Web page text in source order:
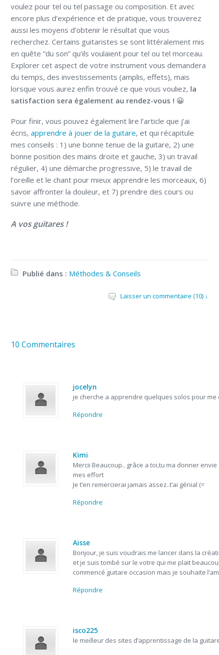
voulez pour tel ou tel passage ou composition. Et avec
encore plus d’expérience et de pratique, vous trouverez
aussi les moyens d’obtenir le résultat que vous
recherchez. Certains guitaristes se sont littéralement mis
en quête “du son” qu’ils voulaient pour tel ou tel morceau.
Explorer cet aspect de votre instrument vous demandera
du temps, des investissements (amplis, effets), mais
lorsque vous aurez enfin trouvé ce que vous vouliez, la
satisfaction sera également au rendez-vous ! 😀
Pour finir, vous pouvez également lire l’article que j’ai
écris,apprendre à jouer de la guitare, et qui récapitule
mes conseils : 1) une bonne tenue de la guitare, 2) une
bonne position des mains droite et gauche, 3) un travail
régulier, 4) une démarche progressive, 5) le travail de
l’oreille et le chant pour mieux apprendre les morceaux, 6)
savoir affronter la douleur, et 7) prendre des cours ou
suivre une méthode.
A vos guitares !
Publié dans : Méthodes & Conseils
Laisser un commentaire (10) ↓
10 Commentaires
jocelyn
je cherche a apprendre quelques solos pour me
Répondre
Kimi
Mercii Beaucoup.. grâce a toi,tu ma donner
mes effort
Je t’en remercierai jamais assez..t’ai génial (=
Répondre
Aisse
Bonjour, je suis voudrais me lancer dans la
et je suis tombé sur le votre qui me plait
commencé guitare occasion mais je souhaite
Répondre
isco225
le meilleur des sites d’apprentissage de la